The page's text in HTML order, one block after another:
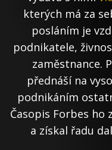
kterých má za
posláním je
podnikatele,
zaměstnance.
přednáší na
podnikáním
Časopis Forbes ho
a získal řadu